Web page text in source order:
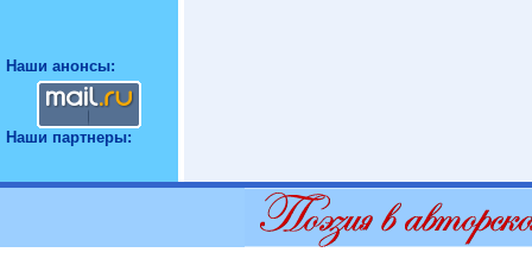
Наши анонсы:
Наши партнеры: